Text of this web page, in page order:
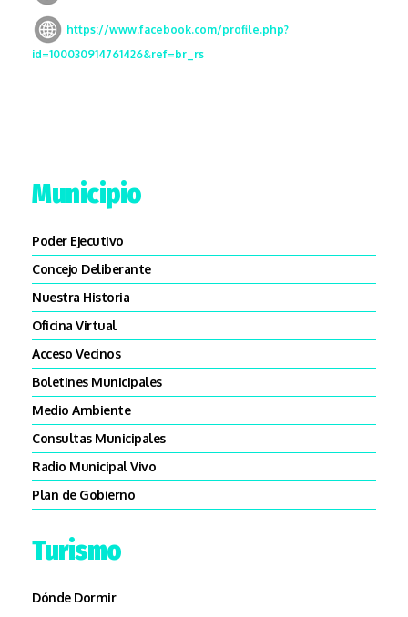
https://www.facebook.com/profile.php?
id=100030914761426&ref=br_rs
Municipio
Poder Ejecutivo
Concejo Deliberante
Nuestra Historia
Oficina Virtual
Acceso Vecinos
Boletines Municipales
Medio Ambiente
Consultas Municipales
Radio Municipal Vivo
Plan de Gobierno
Turismo
Dónde Dormir